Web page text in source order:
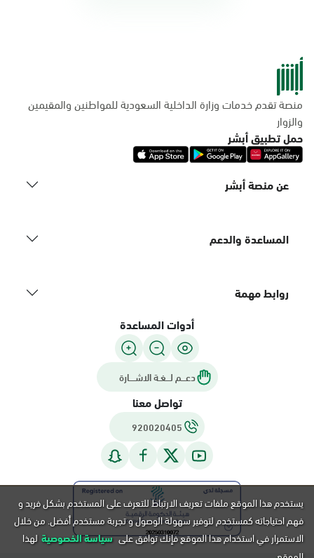
منصة تقدم خدمات وزارة الداخلية السعودية للمواطنين والمقيمين
والزوار
حمل تطبيق أبشر
عن منصة أبشر
المساعدة والدعم
روابط مهمة
أدوات المساعدة
دعـــم لـــغـة الاشــــارة
تواصل معنا
920020405
يستخدم هذا الموقع ملفات تعريف الارتباط للتعرف على المستخدم بشكل فريد و
فهم احتياجاته كمستخدم لتوفير سهولة الوصول و تجربة مستخدم أفضل. من خلال
الاستمرار في استخدام هذا الموقع فإنك توافق على سياسة الخصوصية لهذا